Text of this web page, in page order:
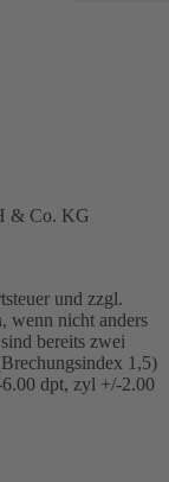
& Co. KG
und zzgl.
wenn nicht anders
bereits zwei
1,5)
dpt, zyl +/-2.00